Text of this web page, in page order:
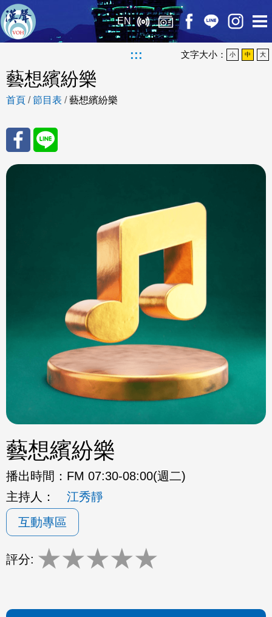
EN
::: 文字大小： 小 中 大
藝想繽紛樂
首頁 /節目表 /藝想繽紛樂
分享
藝想繽紛樂
播出時間： FM 07:30-08:00(週二)
主持人：
江秀靜
互動專區
評分: ★★★★★